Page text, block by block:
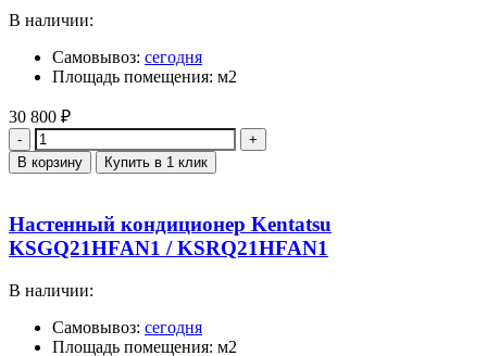
В наличии:
Самовывоз: сегодня
Площадь помещения: м2
30 800 ₽
Количество
В корзину Купить в 1 клик
Настенный кондиционер Kentatsu
KSGQ21HFAN1 / KSRQ21HFAN1
В наличии:
Самовывоз: сегодня
Площадь помещения: м2